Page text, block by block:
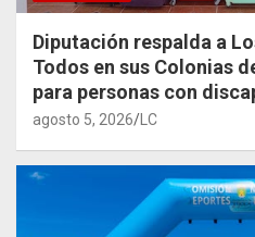
Diputación respalda a
Todos en sus Colonias
para personas con
agosto 5, 2026 LC